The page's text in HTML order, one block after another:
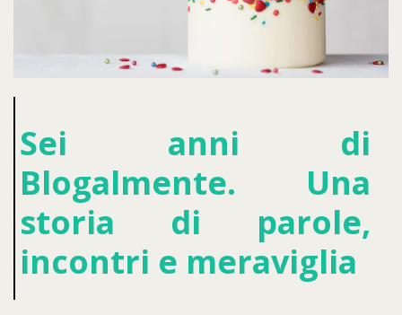
Sei anni di
Blogalmente. Una
storia di parole,
incontri e meraviglia